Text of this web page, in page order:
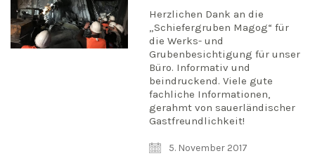
Herzlichen Dank an die
„Schiefergruben Magog“ für
die Werks- und
Grubenbesichtigung für unser
Büro. Informativ und
beindruckend. Viele gute
fachliche Informationen,
gerahmt von sauerländischer
Gastfreundlichkeit!
5. November 2017